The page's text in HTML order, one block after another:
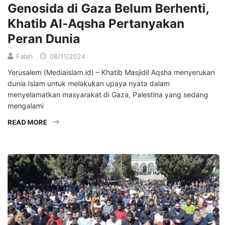
Genosida di Gaza Belum Berhenti,
Khatib Al-Aqsha Pertanyakan
Peran Dunia
Falah 08/11/2024
Yerusalem (Mediaislam.id) – Khatib Masjidil Aqsha menyerukan
dunia Islam untuk melakukan upaya nyata dalam
menyelamatkan masyarakat di Gaza, Palestina yang sedang
mengalami
READ MORE